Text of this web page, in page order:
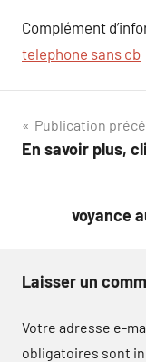
Complément
telephone sans cb
Navigation
de
Publication
En savoir plus,
voyance
Laisser un
Votre adresse e-
obligatoires sont